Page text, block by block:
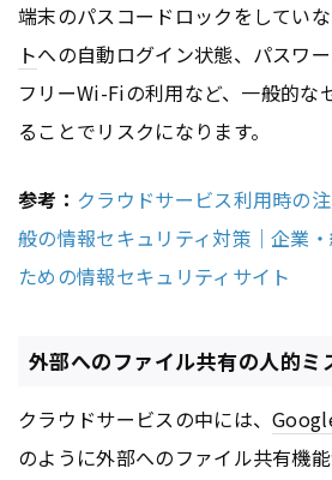
端末のパスコードロックをしていな
トへの自動ログイン状態、パスワ
フリーWi-Fiの利用など、一般的な
ることでリスクになります。
参考： クラウドサービス利用時の
般の情報セキュリティ対策｜企業
ための情報セキュリティサイト
外部へのファイル共有の人的ミ
クラウドサービスの中には、
のように外部へのファイル共有機